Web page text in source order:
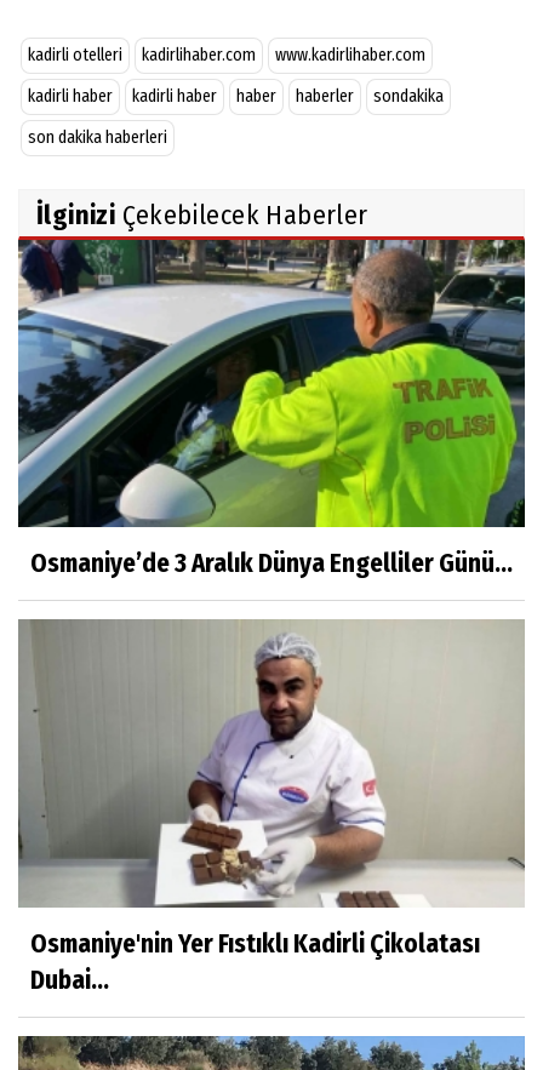
kadirli otelleri kadirlihaber.com
www.kadirlihaber.com
kadirli haber
kadirli haber haber haberler
sondakika
son dakika haberleri
İlginizi Çekebilecek Haberler
Osmaniye’de 3 Aralık Dünya Engelliler Günü...
Osmaniye'nin Yer Fıstıklı Kadirli Çikolatası
Dubai...